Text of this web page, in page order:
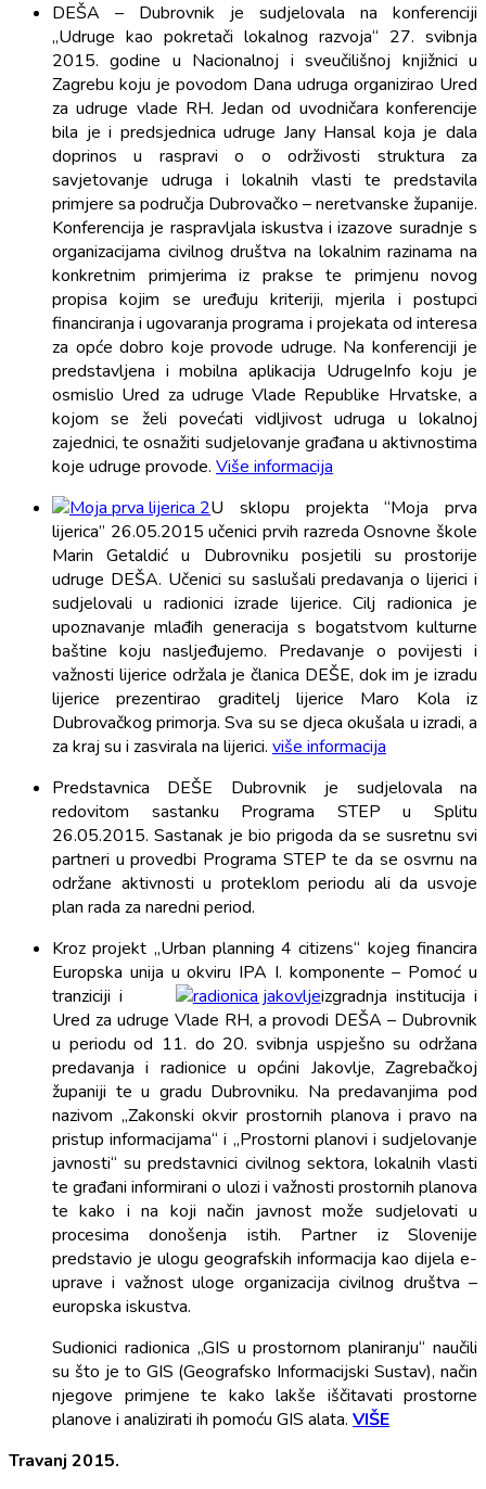
DEŠA – Dubrovnik je sudjelovala na konferenciji
„Udruge kao pokretači lokalnog razvoja“ 27. svibnja
2015. godine u Nacionalnoj i sveučilišnoj knjižnici u
Zagrebu koju je povodom Dana udruga organizirao Ured
za udruge vlade RH. Jedan od uvodničara konferencije
bila je i predsjednica udruge Jany Hansal koja je dala
doprinos u raspravi o o održivosti struktura za
savjetovanje udruga i lokalnih vlasti te predstavila
primjere sa područja Dubrovačko – neretvanske županije.
Konferencija je raspravljala iskustva i izazove suradnje s
organizacijama civilnog društva na lokalnim razinama na
konkretnim primjerima iz prakse te primjenu novog
propisa kojim se uređuju kriteriji, mjerila i postupci
financiranja i ugovaranja programa i projekata od interesa
za opće dobro koje provode udruge. Na konferenciji je
predstavljena i mobilna aplikacija UdrugeInfo koju je
osmislio Ured za udruge Vlade Republike Hrvatske, a
kojom se želi povećati vidljivost udruga u lokalnoj
zajednici, te osnažiti sudjelovanje građana u aktivnostima
koje udruge provode. Više informacija
U sklopu projekta “Moja prva
lijerica” 26.05.2015 učenici prvih razreda Osnovne škole
Marin Getaldić u Dubrovniku posjetili su prostorije
udruge DEŠA. Učenici su saslušali predavanja o lijerici i
sudjelovali u radionici izrade lijerice. Cilj radionica je
upoznavanje mlađih generacija s bogatstvom kulturne
baštine koju nasljeđujemo. Predavanje o povijesti i
važnosti lijerice održala je članica DEŠE, dok im je izradu
lijerice prezentirao graditelj lijerice Maro Kola iz
Dubrovačkog primorja. Sva su se djeca okušala u izradi, a
za kraj su i zasvirala na lijerici. više informacija
Predstavnica DEŠE Dubrovnik je sudjelovala na
redovitom sastanku Programa STEP u Splitu
26.05.2015. Sastanak je bio prigoda da se susretnu svi
partneri u provedbi Programa STEP te da se osvrnu na
održane aktivnosti u proteklom periodu ali da usvoje
plan rada za naredni period.
Kroz projekt „Urban planning 4 citizens“ kojeg financira
Europska unija u okviru IPA I. komponente – Pomoć u
tranziciji i
izgradnja institucija i
Ured za udruge Vlade RH, a provodi DEŠA – Dubrovnik
u periodu od 11. do 20. svibnja uspješno su održana
predavanja i radionice u općini Jakovlje, Zagrebačkoj
županiji te u gradu Dubrovniku. Na predavanjima pod
nazivom „Zakonski okvir prostornih planova i pravo na
pristup informacijama“ i „Prostorni planovi i sudjelovanje
javnosti“ su predstavnici civilnog sektora, lokalnih vlasti
te građani informirani o ulozi i važnosti prostornih planova
te kako i na koji način javnost može sudjelovati u
procesima donošenja istih. Partner iz Slovenije
predstavio je ulogu geografskih informacija kao dijela e-
uprave i važnost uloge organizacija civilnog društva –
europska iskustva.
Sudionici radionica „GIS u prostornom planiranju“ naučili
su što je to GIS (Geografsko Informacijski Sustav), način
njegove primjene te kako lakše iščitavati prostorne
planove i analizirati ih pomoću GIS alata. VIŠE
Travanj 2015.